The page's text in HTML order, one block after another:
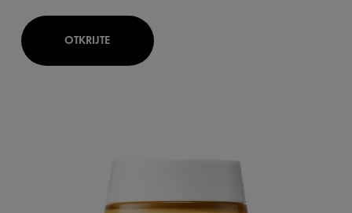
OTKRIJTE